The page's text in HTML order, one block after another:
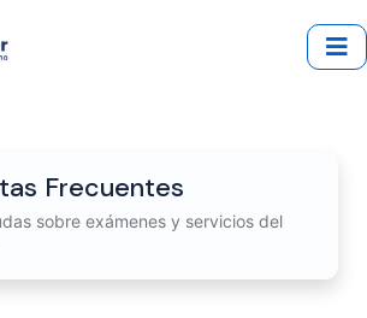
Frecuentes
sobre exámenes y servicios del